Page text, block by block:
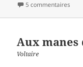
5 commentaires
Aux manes
Voltaire